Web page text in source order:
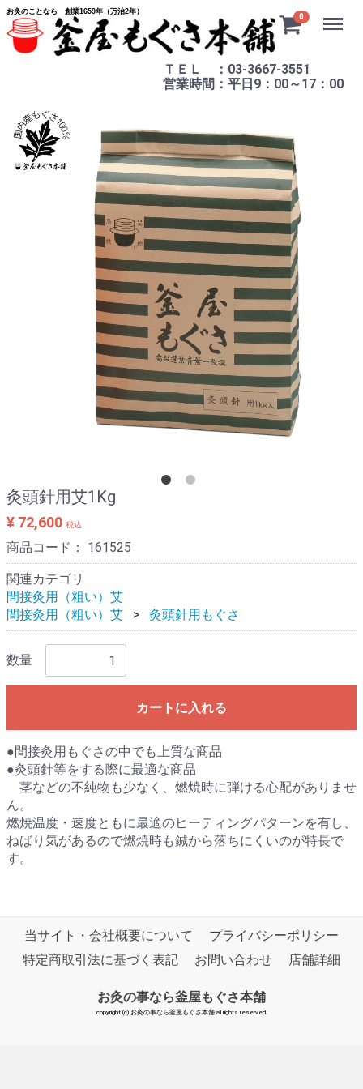
お灸のことなら 創業1659年（万治2年）
0
ＴＥＬ ：03-3667-3551
営業時間：平日9：00～17：00
Menu
灸頭針用艾1Kg
¥ 72,600 税込
商品コード： 161525
関連カテゴリ
間接灸用（粗い）艾
間接灸用（粗い）艾
灸頭針用もぐさ
数量
カートに入れる
●間接灸用もぐさの中でも上質な商品
●灸頭針等をする際に最適な商品
茎などの不純物も少なく、燃焼時に弾ける心配がありませ
ん。
燃焼温度・速度ともに最適のヒーティングパターンを有し、
ねばり気があるので燃焼時も鍼から落ちにくいのが特長で
す。
当サイト・会社概要について
プライバシーポリシー
特定商取引法に基づく表記
お問い合わせ 店舗詳細
お灸の事なら釜屋もぐさ本舗
copyright (c) お灸の事なら釜屋もぐさ本舗 all rights reserved.